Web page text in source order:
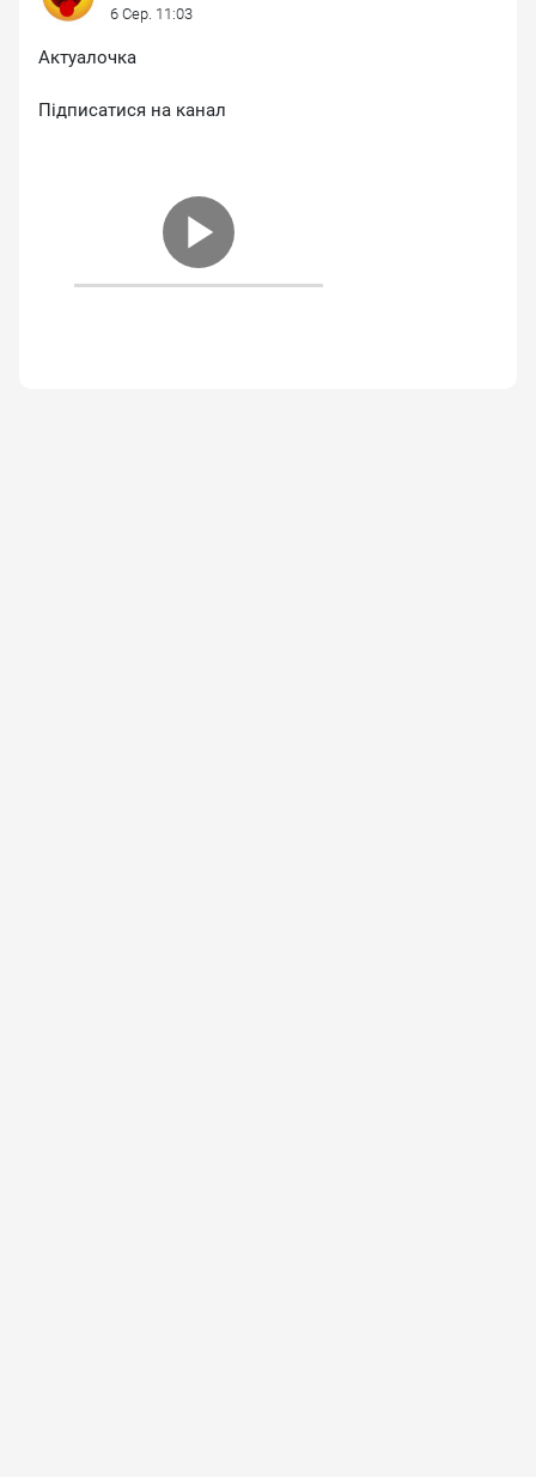
6 Сер. 11:03
Актуалочка
Підписатися на канал